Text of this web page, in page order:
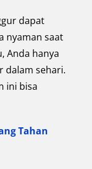
dapat
nyaman saat
Anda hanya
dalam sehari.
ini bisa
Tahan